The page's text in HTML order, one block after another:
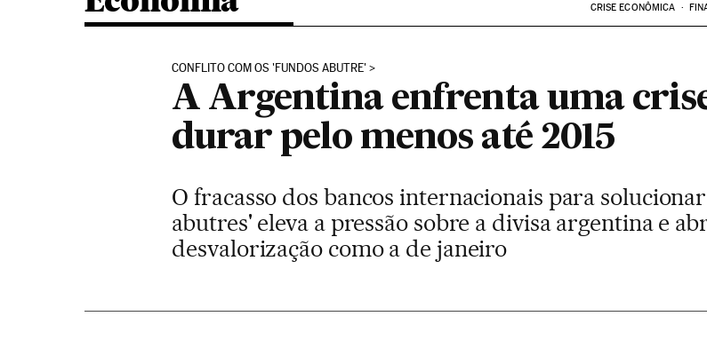
CRISE ECONÔMICA
CONFLITO COM OS 'FUNDOS ABUTRE'
A Argentina enfrenta uma
durar pelo menos até 2015
O fracasso dos bancos internacionais para
abutres' eleva a pressão sobre a divisa argentina e
desvalorização como a de janeiro